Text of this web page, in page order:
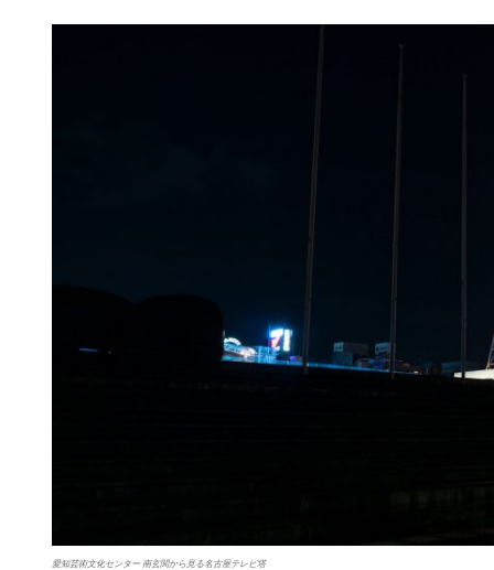
愛知芸術文化センター 南玄関から見る名古屋テレビ塔